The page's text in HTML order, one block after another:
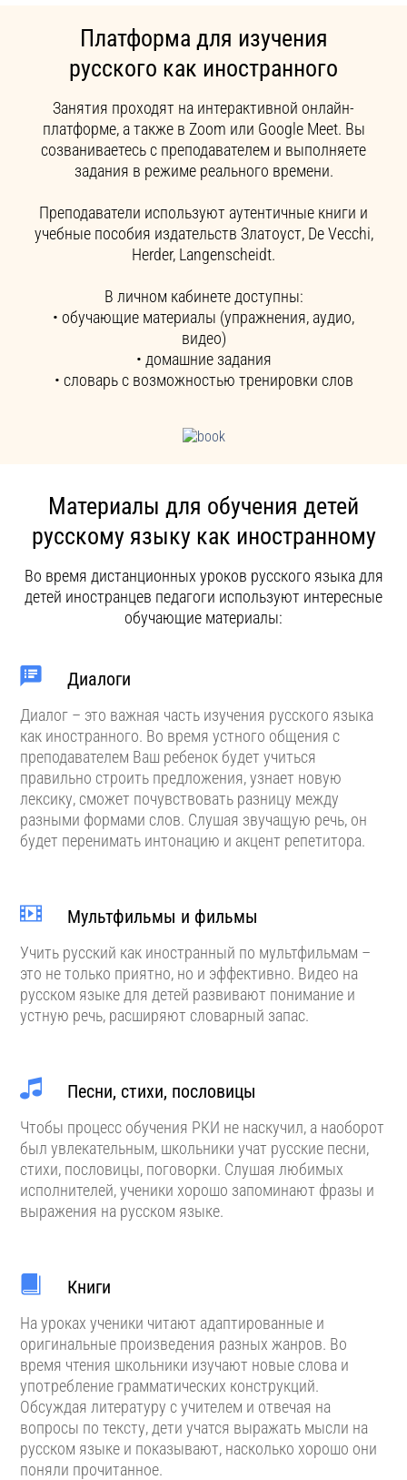
Платформа для изучения
русского как иностранного
Занятия проходят на интерактивной онлайн-
платформе, а также в Zoom или Google Meet. Вы
созваниваетесь с преподавателем и выполняете
задания в режиме реального времени.
Преподаватели используют аутентичные книги и
учебные пособия издательств Златоуст, De Vecchi,
Herder, Langenscheidt.
В личном кабинете доступны:
• обучающие материалы (упражнения, аудио,
видео)
• домашние задания
• словарь с возможностью тренировки слов
Материалы для обучения детей
русскому языку как иностранному
Во время дистанционных уроков русского языка для
детей иностранцев педагоги используют интересные
обучающие материалы:
Диалоги
Диалог – это важная часть изучения русского языка
как иностранного. Во время устного общения с
преподавателем Ваш ребенок будет учиться
правильно строить предложения, узнает новую
лексику, сможет почувствовать разницу между
разными формами слов. Слушая звучащую речь, он
будет перенимать интонацию и акцент репетитора.
Мультфильмы и фильмы
Учить русский как иностранный по мультфильмам –
это не только приятно, но и эффективно. Видео на
русском языке для детей развивают понимание и
устную речь, расширяют словарный запас.
Песни, стихи, пословицы
Чтобы процесс обучения РКИ не наскучил, а наоборот
был увлекательным, школьники учат русские песни,
стихи, пословицы, поговорки. Слушая любимых
исполнителей, ученики хорошо запоминают фразы и
выражения на русском языке.
Книги
На уроках ученики читают адаптированные и
оригинальные произведения разных жанров. Во
время чтения школьники изучают новые слова и
употребление грамматических конструкций.
Обсуждая литературу с учителем и отвечая на
вопросы по тексту, дети учатся выражать мысли на
русском языке и показывают, насколько хорошо они
поняли прочитанное.